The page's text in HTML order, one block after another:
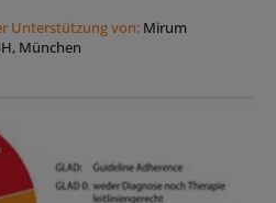
Unterstützung von: Mirum
München